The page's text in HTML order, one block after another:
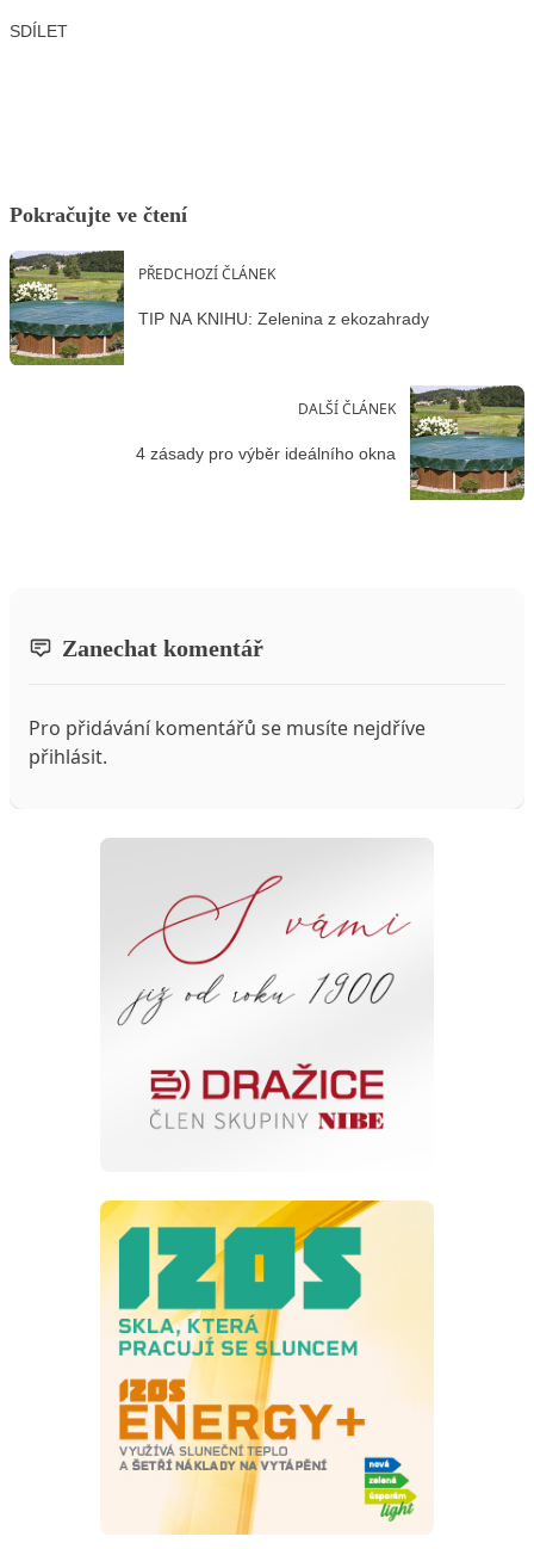
SDÍLET
Pokračujte ve čtení
PŘEDCHOZÍ ČLÁNEK
TIP NA KNIHU: Zelenina z ekozahrady
DALŠÍ ČLÁNEK
4 zásady pro výběr ideálního okna
Zanechat komentář
Pro přidávání komentářů se musíte nejdříve
přihlásit.